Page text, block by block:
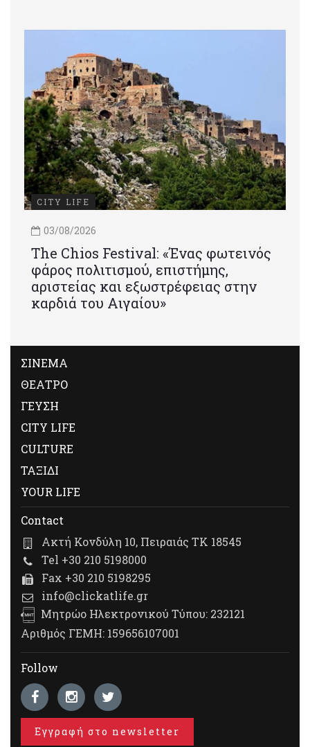
CITY LIFE
03/08/2026
Τhe Chios Festival: «Ένας φωτεινός
φάρος πολιτισμού, επιστήμης,
αριστείας και εξωστρέφειας στην
καρδιά του Αιγαίου»
ΣΙΝΕΜΑ
ΘΕΑΤΡΟ
ΓΕΥΣΗ
CITY LIFE
CULTURE
ΤΑΞΙΔΙ
YOUR LIFE
Contact
Ακτή Κονδύλη 10, Πειραιάς ΤΚ 18545
Tel +30 210 5198000
Fax +30 210 5198295
info@clickatlife.gr
Μητρώο Ηλεκτρονικού Τύπου: 232121
Αριθμός ΓΕΜΗ: 159656107001
Follow
Εγγραφή στο newsletter